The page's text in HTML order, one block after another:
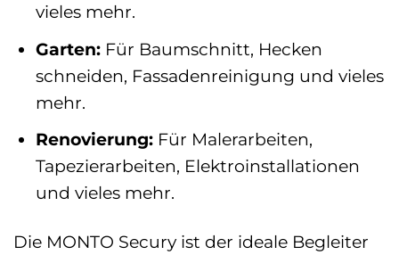
vieles mehr.
Garten:Für Baumschnitt, Hecken
schneiden, Fassadenreinigung und vieles
mehr.
Renovierung:Für Malerarbeiten,
Tapezierarbeiten, Elektroinstallationen
und vieles mehr.
Die MONTO Secury ist der ideale Begleiter